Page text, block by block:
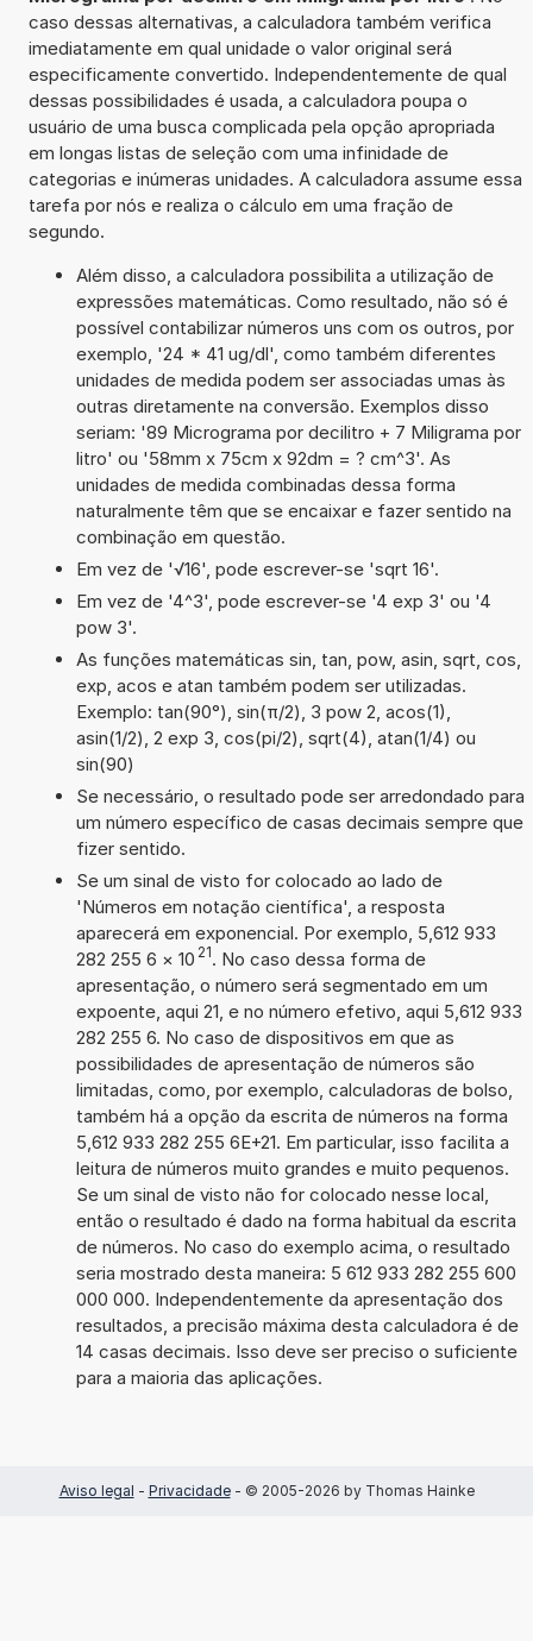
caso dessas alternativas, a calculadora também verifica
imediatamente em qual unidade o valor original será
especificamente convertido. Independentemente de qual
dessas possibilidades é usada, a calculadora poupa o
usuário de uma busca complicada pela opção apropriada
em longas listas de seleção com uma infinidade de
categorias e inúmeras unidades. A calculadora assume essa
tarefa por nós e realiza o cálculo em uma fração de
segundo.
Além disso, a calculadora possibilita a utilização de
expressões matemáticas. Como resultado, não só é
possível contabilizar números uns com os outros, por
exemplo, '24 * 41 ug/dl', como também diferentes
unidades de medida podem ser associadas umas às
outras diretamente na conversão. Exemplos disso
seriam: '89 Micrograma por decilitro + 7 Miligrama por
litro' ou '58mm x 75cm x 92dm = ? cm^3'. As
unidades de medida combinadas dessa forma
naturalmente têm que se encaixar e fazer sentido na
combinação em questão.
Em vez de '√16', pode escrever-se 'sqrt 16'.
Em vez de '4^3', pode escrever-se '4 exp 3' ou '4
pow 3'.
As funções matemáticas sin, tan, pow, asin, sqrt, cos,
exp, acos e atan também podem ser utilizadas.
Exemplo: tan(90°), sin(π/2), 3 pow 2, acos(1),
asin(1/2), 2 exp 3, cos(pi/2), sqrt(4), atan(1/4) ou
sin(90)
Se necessário, o resultado pode ser arredondado para
um número específico de casas decimais sempre que
fizer sentido.
Se um sinal de visto for colocado ao lado de
'Números em notação científica', a resposta
aparecerá em exponencial. Por exemplo, 5,612 933
282 255 6 × 10 21. No caso dessa forma de
apresentação, o número será segmentado em um
expoente, aqui 21, e no número efetivo, aqui 5,612 933
282 255 6. No caso de dispositivos em que as
possibilidades de apresentação de números são
limitadas, como, por exemplo, calculadoras de bolso,
também há a opção da escrita de números na forma
5,612 933 282 255 6E+21. Em particular, isso facilita a
leitura de números muito grandes e muito pequenos.
Se um sinal de visto não for colocado nesse local,
então o resultado é dado na forma habitual da escrita
de números. No caso do exemplo acima, o resultado
seria mostrado desta maneira: 5 612 933 282 255 600
000 000. Independentemente da apresentação dos
resultados, a precisão máxima desta calculadora é de
14 casas decimais. Isso deve ser preciso o suficiente
para a maioria das aplicações.
Aviso legal - Privacidade- © 2005-2026 by Thomas Hainke